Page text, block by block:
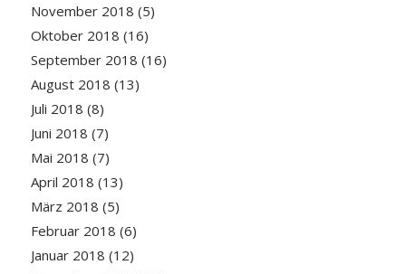
November 2018 (5)
Oktober 2018 (16)
September 2018 (16)
August 2018 (13)
Juli 2018 (8)
Juni 2018 (7)
Mai 2018 (7)
April 2018 (13)
März 2018 (5)
Februar 2018 (6)
Januar 2018 (12)